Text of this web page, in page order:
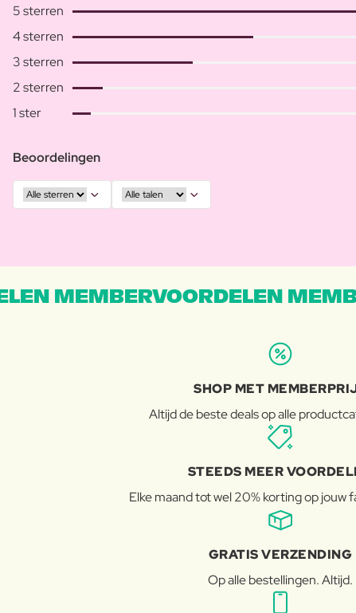
5 sterren
4 sterren
3 sterren
2 sterren
1 ster
Beoordelingen
MEMBERVOORDELEN
SHOP MET
Altijd de beste deals op alle
STEEDS MEER
Elke maand tot wel 20% korting op jouw
GRATIS VERZENDING
Op alle bestellingen. Altijd.